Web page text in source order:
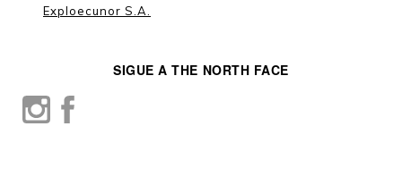
SIGUE A THE NORTH FACE
Exploecunor S.A.